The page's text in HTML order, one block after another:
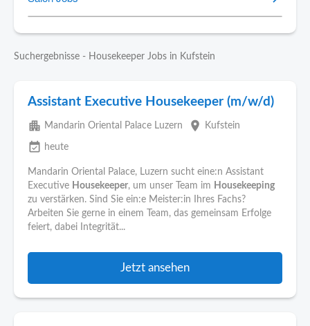
Suchergebnisse - Housekeeper Jobs in Kufstein
Assistant Executive Housekeeper (m/w/d)
apartment Mandarin Oriental Palace Luzern place Kufstein
event_available heute
Mandarin Oriental Palace, Luzern sucht eine:n Assistant
Executive Housekeeper, um unser Team im Housekeeping
zu verstärken. Sind Sie ein:e Meister:in Ihres Fachs?
Arbeiten Sie gerne in einem Team, das gemeinsam Erfolge
feiert, dabei Integrität...
Jetzt ansehen